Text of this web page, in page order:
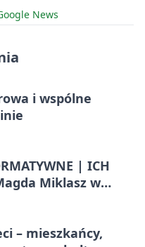
News
i wspólne
| ICH
Miklasz w
– mieszkańcy,